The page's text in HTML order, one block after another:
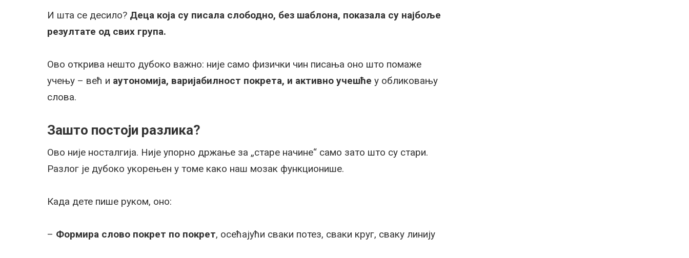
И шта се десило? Деца која су писала слободно, без шаблона, показала су најбоље
резултате од свих група.
Ово открива нешто дубоко важно: није само физички чин писања оно што помаже
учењу – већ и аутономија, варијабилност покрета, и активно учешће у обликовању
слова.
Зашто постоји разлика?
Ово није носталгија. Није упорно држање за „старе начине“ само зато што су стари.
Разлог је дубоко укорењен у томе како наш мозак функционише.
Када дете пише руком, оно:
– Формира слово покрет по покрет, осећајући сваки потез, сваки круг, сваку линију